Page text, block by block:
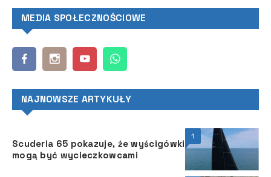
MEDIA SPOŁECZNOŚCIOWE
NAJNOWSZE ARTYKUŁY
1
Scuderia 65 pokazuje, że wyścigówki
mogą być wycieczkowcami